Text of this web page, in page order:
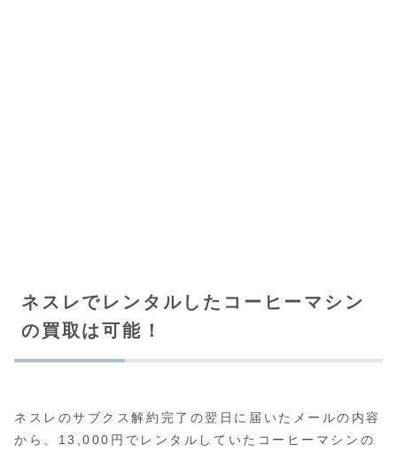
ネスレでレンタルしたコーヒーマシン
の買取は可能！
ネスレのサブクス解約完了の翌日に届いたメールの内容
から、13,000円でレンタルしていたコーヒーマシンの